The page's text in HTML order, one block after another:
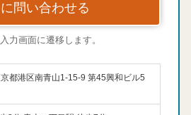
問い合わせる
力画面に遷移します。
都港区南青山1-15-9 第45興和ビル5